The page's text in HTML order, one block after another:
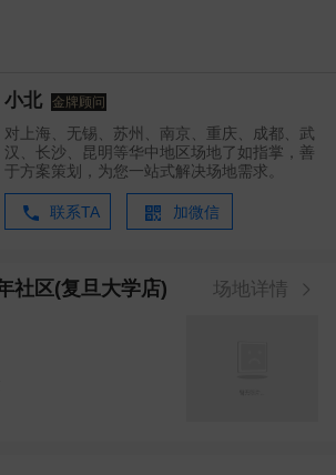
小北 金牌顾问
对上海、无锡、苏州、南京、重庆、成都、武
汉、长沙、昆明等华中地区场地了如指掌，善
于方案策划，为您一站式解决场地需求。
联系TA 加微信
社区(复旦大学店)
场地详情